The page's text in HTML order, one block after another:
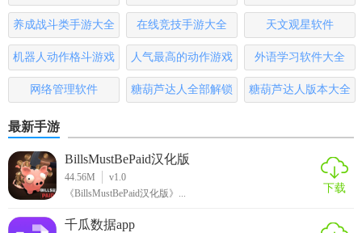
容。
2. 阅读体验：选择喜欢的书籍，调整字体、背景等，享受舒
适的阅读时光。
3. 互动分享：在读书社区分享自己的书评、感想，与其他读
者互动。
4. 离线缓存：将喜欢的书籍缓存到本地，随时离线阅读。
布咕阅读app免费下载测评
布咕阅读凭借其丰富的资源、个性化的推荐系统以及优质的
养成战斗类手游大全 在线竞技手游大全 天文观星软件
机器人动作格斗游戏
大全
人气最高的动作游戏
排行榜
外语学习软件大全
网络管理软件
糖葫芦达人全部解锁
糖葫芦达人版本大全
最新手游
BillsMustBePaid汉化版
44.56M
v1.0
《BillsMustBePaid汉化版》...
下载
千瓜数据app